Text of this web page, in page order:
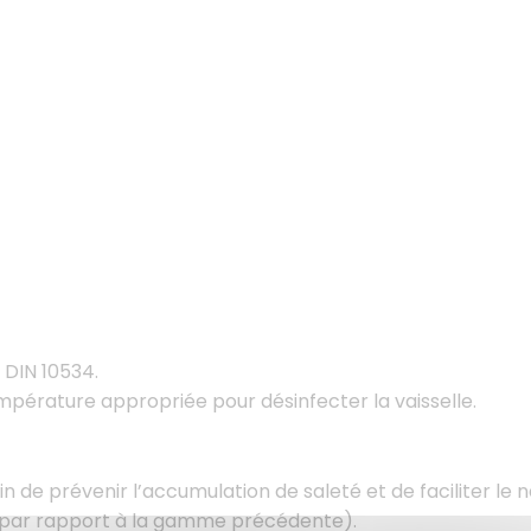
10534.
appropriée pour désinfecter la vaisselle.
de prévenir l’accumulation de saleté et de faciliter le
par rapport à la gamme précédente).